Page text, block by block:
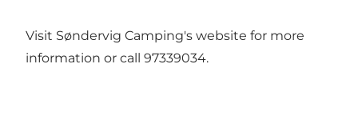
Visit Søndervig Camping's website for more
information or call 97339034.